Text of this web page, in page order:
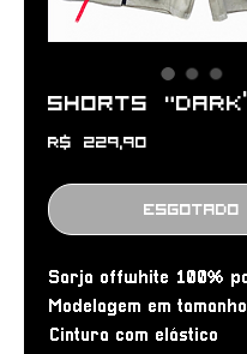
Shorts
R$ 229,90
Esgotado
Sarja offwhite 100%
Modelagem em
Cintura com elástico